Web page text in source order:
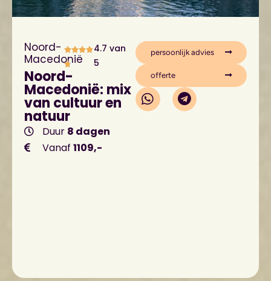
Noord-
Macedonië
4.7 van
5
Noord-
Macedonië: mix
van cultuur en
natuur
Duur 8 dagen
Vanaf 1109,-
persoonlijk advies
offerte